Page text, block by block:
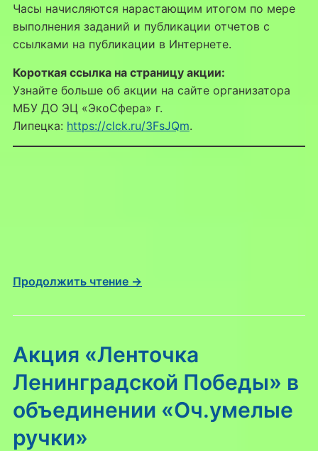
Часы начисляются нарастающим итогом по мере
выполнения заданий и публикации отчетов с
ссылками на публикации в Интернете.
Короткая ссылка на страницу акции:
Узнайте больше об акции на сайте организатора
МБУ ДО ЭЦ «ЭкоСфера» г.
Липецка: https://clck.ru/3FsJQm.
Продолжить чтение →
Акция «Ленточка
Ленинградской Победы» в
объединении «Оч.умелые
ручки»